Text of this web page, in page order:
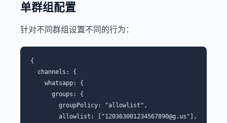
单群组配置
针对不同群组设置不同的行为：
{
  channels: {
    whatsapp: {
      groups: {
        groupPolicy: "allowlist",
        allowlist: ["120363001234567890@g.us"],